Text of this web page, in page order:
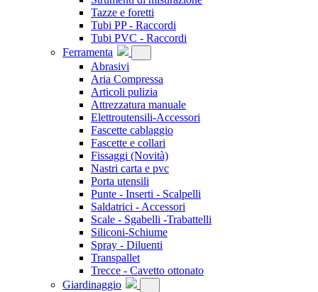
Tazze e foretti
Tubi PP - Raccordi
Tubi PVC - Raccordi
Ferramenta
Abrasivi
Aria Compressa
Articoli pulizia
Attrezzatura manuale
Elettroutensili-Accessori
Fascette cablaggio
Fascette e collari
Fissaggi (Novità)
Nastri carta e pvc
Porta utensili
Punte - Inserti - Scalpelli
Saldatrici - Accessori
Scale - Sgabelli -Trabattelli
Siliconi-Schiume
Spray - Diluenti
Transpallet
Trecce - Cavetto ottonato
Giardinaggio